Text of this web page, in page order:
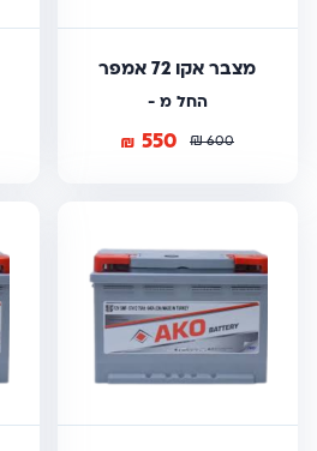
מצבר אקו 72 אמפר
החל מ -
600
₪
550
₪